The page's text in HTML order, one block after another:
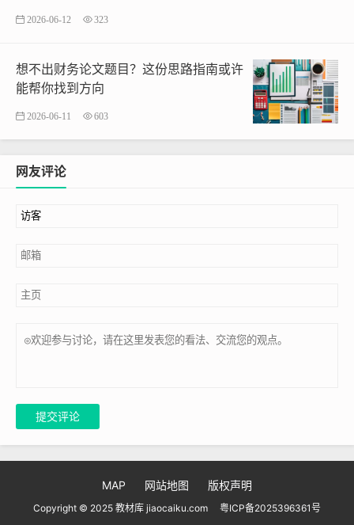
2026-06-12 323
想不出财务论文题目？这份思路指南或许
能帮你找到方向
2026-06-11 603
网友评论
提交评论
MAP 网站地图 版权声明
Copyright © 2025 教材库 jiaocaiku.com 粤ICP备2025396361号